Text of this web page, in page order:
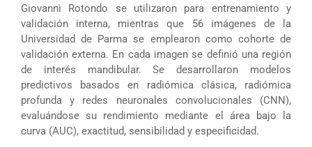
Giovanni Rotondo se utilizaron para entrenamiento y
validación interna, mientras que 56 imágenes de la
Universidad de Parma se emplearon como cohorte de
validación externa. En cada imagen se definió una región
de interés mandibular. Se desarrollaron modelos
predictivos basados en radiómica clásica, radiómica
profunda y redes neuronales convolucionales (CNN),
evaluándose su rendimiento mediante el área bajo la
curva (AUC), exactitud, sensibilidad y especificidad.